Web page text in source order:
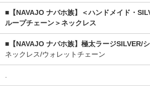
■【NAVAJO ナバホ族】＜ハンドメイド・
ループチェーン＞ネックレス
■【NAVAJO ナバホ族】極太ラージSILVER/
ネックレス/ウォレットチェーン
.